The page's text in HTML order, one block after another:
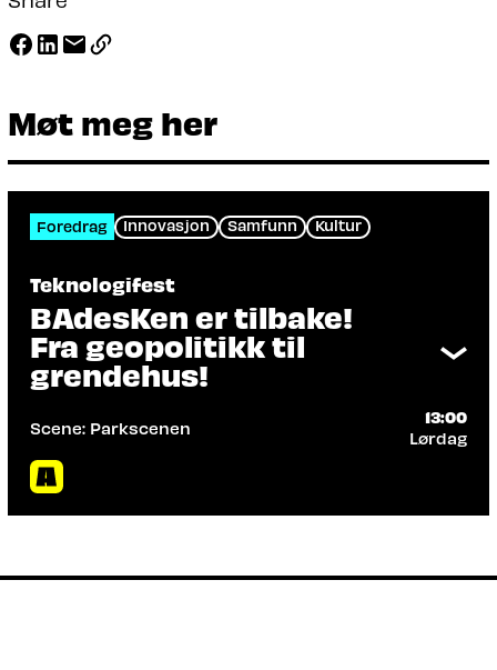
Møt meg her
Foredrag Innovasjon Samfunn Kultur
Teknologifest
BAdesKen er tilbake!
Fra geopolitikk til
grendehus!
Scene: Parkscenen
13:00
Lørdag
– med skråblikk på samtiden, teknologi,